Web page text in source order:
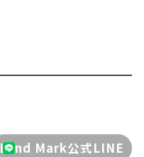
Land Mark公式LINE